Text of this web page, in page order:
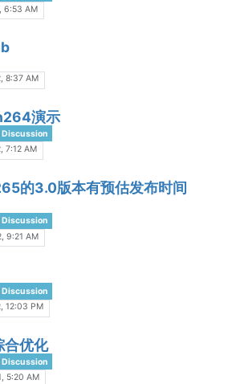
6:53 AM
8:37 AM
演示
Discussion
7:12 AM
的3.0版本有预估发布时间
Discussion
9:21 AM
Discussion
12:03 PM
合优化
Discussion
5:20 AM